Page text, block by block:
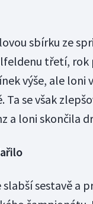
sbírku ze
třetí, rok
výše, ale loni
se však
a loni skončila
sestavě a